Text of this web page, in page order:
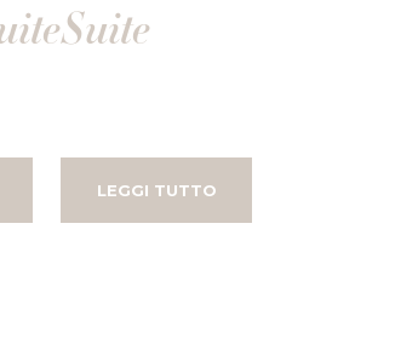
Suite
LEGGI TUTTO